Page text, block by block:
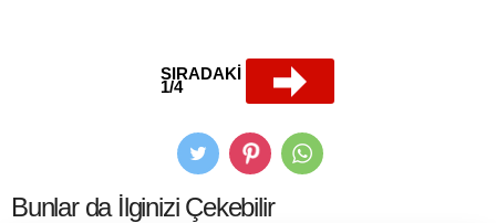
SIRADAKİ
1/4
Bunlar da İlginizi Çekebilir